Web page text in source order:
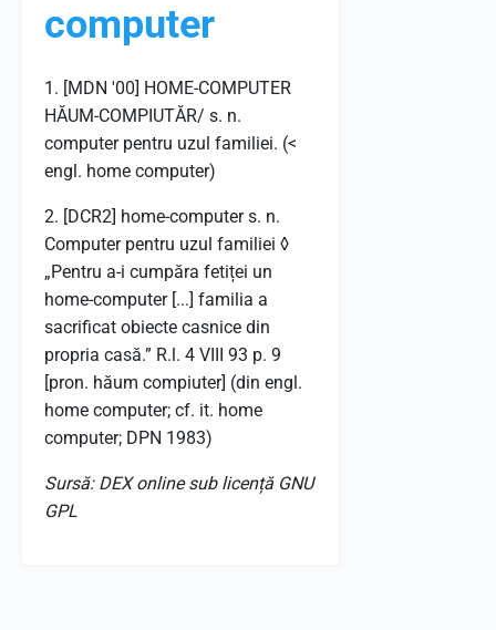
computer
1. [MDN '00] HOME-COMPUTER
HĂUM-COMPIUTĂR/ s. n.
computer pentru uzul familiei. (<
engl. home computer)
2. [DCR2] home-computer s. n.
Computer pentru uzul familiei ◊
„Pentru a-i cumpăra fetiței un
home-computer [...] familia a
sacrificat obiecte casnice din
propria casă.” R.l. 4 VIII 93 p. 9
[pron. hăum compiuter] (din engl.
home computer; cf. it. home
computer; DPN 1983)
Sursă: DEX online sub licență GNU
GPL